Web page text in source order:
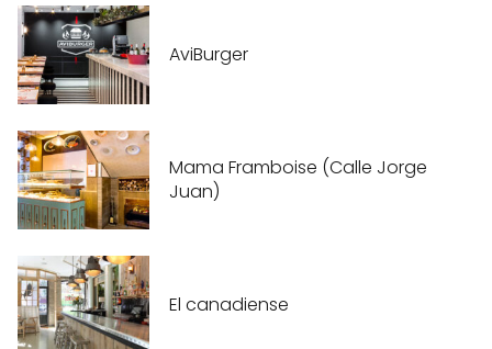
AviBurger
Mama Framboise (Calle Jorge
Juan)
El canadiense